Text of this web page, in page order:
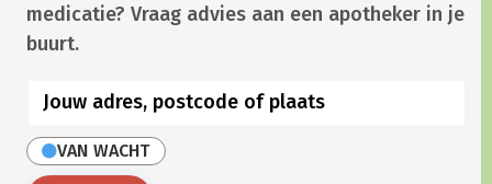
medicatie? Vraag advies aan een apotheker in je
buurt.
VAN WACHT